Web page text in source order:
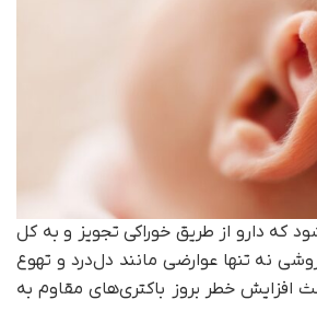
که دارو از طریق خوراکی تجویز و به کل
نه تنها عوارضی مانند دل‌درد و تهوع
افزایش خطر بروز باکتری‌های مقاوم به